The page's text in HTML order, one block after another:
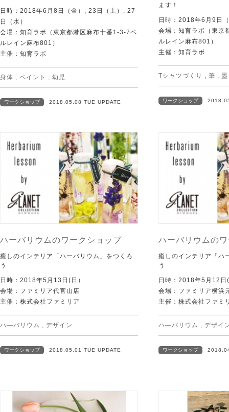
日時：2018年6月8日（金）, 23日（土）, 27
日（水）
会場：知育ラボ（東京都港区麻布十番1-3-7ベ
ルレイン麻布801）
主催：知育ラボ
身体 , ペイント , 幼児
ワークショップ 2018.05.08 TUE UPDATE
ます！
日時：2018年6月9日
会場：知育ラボ（東京
ルレイン麻布801）
主催：知育ラボ
Tシャツづくり , 筆 , 墨
ワークショップ
ハーバリウムのワークショップ
癒しのインテリア「ハーバリウム」をつくろ
う
日時：2018年5月13日(日）
会場：ファミリア代官山店
主催：株式会社ファミリア
ハ―バリウム , デザイン
ワークショップ 2018.05.01 TUE UPDATE
ハーバリウムの
癒しのインテリア「ハ
う
日時：2018年5月12日
会場：ファミリア横浜
主催：株式会社ファミ
ハ―バリウム , デザイ
ワークショップ